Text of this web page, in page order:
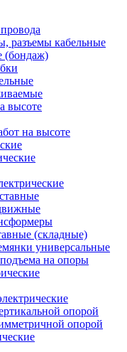
разъемы кабельные
(бондаж)
высоте
на высоте
(складные)
универсальные
на опоры
опорой
опорой